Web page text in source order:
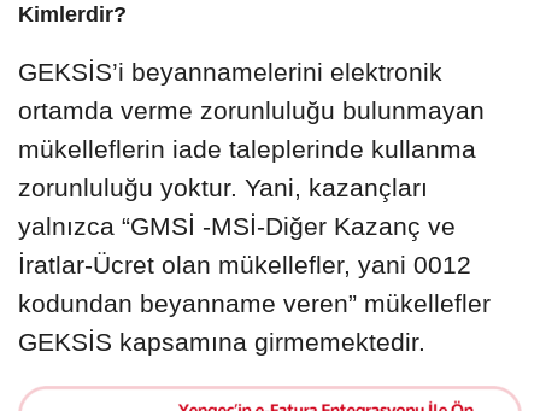
Kimlerdir?
GEKSİS’i beyannamelerini elektronik
ortamda verme zorunluluğu bulunmayan
mükelleflerin iade taleplerinde kullanma
zorunluluğu yoktur. Yani, kazançları
yalnızca “GMSİ -MSİ-Diğer Kazanç ve
İratlar-Ücret olan mükellefler, yani 0012
kodundan beyanname veren” mükellefler
GEKSİS kapsamına girmemektedir.